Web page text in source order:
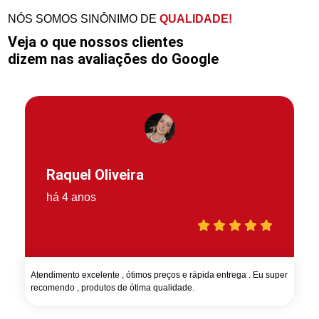
NÓS SOMOS SINÔNIMO DEQUALIDADE!
Veja o que nossos clientes
dizem nas avaliações do Google
Raquel Oliveira
há 4 anos
Atendimento excelente , ótimos preços e rápida entrega . Eu super
recomendo , produtos de ótima qualidade.